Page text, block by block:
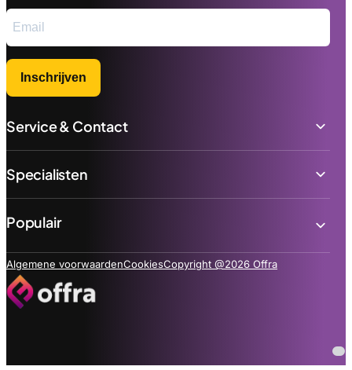
Inschrijven
Service & Contact
Specialisten
Populair
Algemene voorwaardenCookiesCopyright @2026 Offra